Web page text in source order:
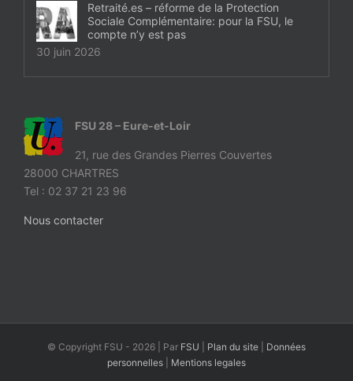
Retraité.es – réforme de la Protection
Sociale Complémentaire: pour la FSU, le
compte n’y est pas
30 juin 2026
FSU 28 – Eure-et-Loir
21, rue des Grandes Pierres Couvertes
28000 CHARTRES
Tel : 02 37 21 23 96
Nous contacter
© Copyright FSU - 2026 | Par FSU Plan du site
Données
personnelles
Mentions legales